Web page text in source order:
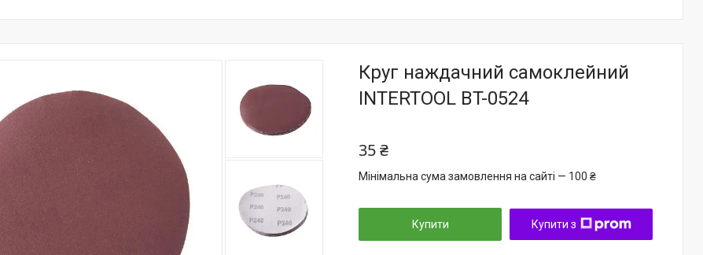
Круг наждачний самоклейний
INTERTOOL BT-0524
35 ₴
Мінімальна сума замовлення на сайті — 100 ₴
Купити Купити з